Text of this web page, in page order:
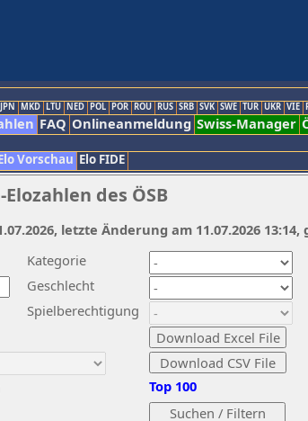
JPN MKD LTU NED POL POR ROU RUS SRB SVK SWE TUR UKR VIE
FAQ Onlineanmeldung Swiss-Manager
Vorschau Elo FIDE
des ÖSB
Kategorie
Geschlecht
Spielberechtigung
Top 100
letzte Änderung am 11.07.2026